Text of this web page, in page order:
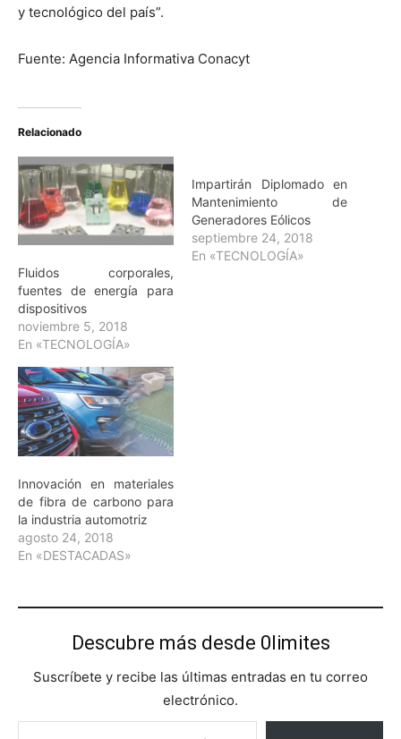
y tecnológico del país”.
Fuente: Agencia Informativa Conacyt
Relacionado
Fluidos corporales,
fuentes de energía para
dispositivos
noviembre 5, 2018
En «TECNOLOGÍA»
Impartirán Diplomado en
Mantenimiento de
Generadores Eólicos
septiembre 24, 2018
En «TECNOLOGÍA»
Innovación en materiales
de fibra de carbono para
la industria automotriz
agosto 24, 2018
En «DESTACADAS»
Descubre más desde 0limites
Suscríbete y recibe las últimas entradas en tu correo
electrónico.
Escribe tu correo electrónico…